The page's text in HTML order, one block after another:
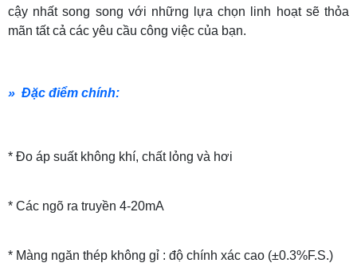
cậy nhất song song với những lựa chọn linh hoạt sẽ thỏa
mãn tất cả các yêu cầu công việc của bạn.
» Đặc điểm chính:
* Đo áp suất không khí, chất lỏng và hơi
* Các ngõ ra truyền 4-20mA
* Màng ngăn thép không gỉ : độ chính xác cao (±0.3%F.S.)